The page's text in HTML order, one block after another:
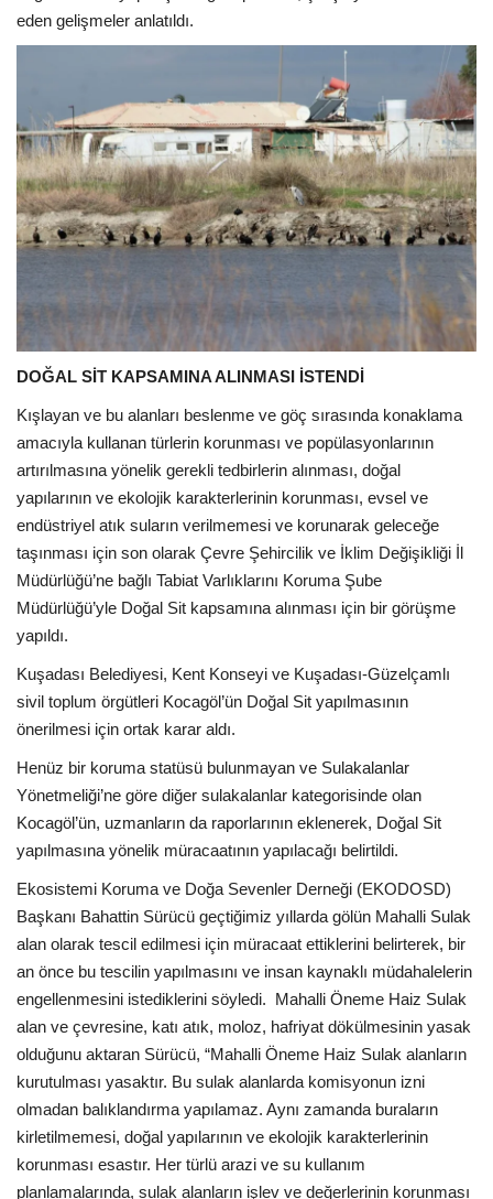
eden gelişmeler anlatıldı.
DOĞAL SİT KAPSAMINA ALINMASI İSTENDİ
Kışlayan ve bu alanları beslenme ve göç sırasında konaklama
amacıyla kullanan türlerin korunması ve popülasyonlarının
artırılmasına yönelik gerekli tedbirlerin alınması, doğal
yapılarının ve ekolojik karakterlerinin korunması, evsel ve
endüstriyel atık suların verilmemesi ve korunarak geleceğe
taşınması için son olarak Çevre Şehircilik ve İklim Değişikliği İl
Müdürlüğü’ne bağlı Tabiat Varlıklarını Koruma Şube
Müdürlüğü’yle Doğal Sit kapsamına alınması için bir görüşme
yapıldı.
Kuşadası Belediyesi, Kent Konseyi ve Kuşadası-Güzelçamlı
sivil toplum örgütleri Kocagöl’ün Doğal Sit yapılmasının
önerilmesi için ortak karar aldı.
Henüz bir koruma statüsü bulunmayan ve Sulakalanlar
Yönetmeliği’ne göre diğer sulakalanlar kategorisinde olan
Kocagöl’ün, uzmanların da raporlarının eklenerek, Doğal Sit
yapılmasına yönelik müracaatının yapılacağı belirtildi.
Ekosistemi Koruma ve Doğa Sevenler Derneği (EKODOSD)
Başkanı Bahattin Sürücü geçtiğimiz yıllarda gölün Mahalli Sulak
alan olarak tescil edilmesi için müracaat ettiklerini belirterek, bir
an önce bu tescilin yapılmasını ve insan kaynaklı müdahalelerin
engellenmesini istediklerini söyledi. Mahalli Öneme Haiz Sulak
alan ve çevresine, katı atık, moloz, hafriyat dökülmesinin yasak
olduğunu aktaran Sürücü, “Mahalli Öneme Haiz Sulak alanların
kurutulması yasaktır. Bu sulak alanlarda komisyonun izni
olmadan balıklandırma yapılamaz. Aynı zamanda buraların
kirletilmemesi, doğal yapılarının ve ekolojik karakterlerinin
korunması esastır. Her türlü arazi ve su kullanım
planlamalarında, sulak alanların işlev ve değerlerinin korunması